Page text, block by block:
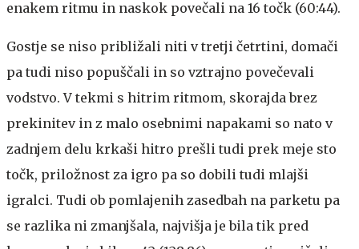
enakem ritmu in naskok povečali na 16 točk (60:44).
Gostje se niso približali niti v tretji četrtini, domači
pa tudi niso popuščali in so vztrajno povečevali
vodstvo. V tekmi s hitrim ritmom, skorajda brez
prekinitev in z malo osebnimi napakami so nato v
zadnjem delu krkaši hitro prešli tudi prek meje sto
točk, priložnost za igro pa so dobili tudi mlajši
igralci. Tudi ob pomlajenih zasedbah na parketu pa
se razlika ni zmanjšala, najvišja je bila tik pred